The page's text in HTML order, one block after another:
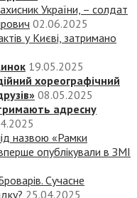
України, – солдат
02.06.2025
у Києві, затримано
19.05.2025
хореографічний
08.05.2025
адресну
назвою «‎Рамки
опублікували в ЗМІ
Сучасне
25.04.2025